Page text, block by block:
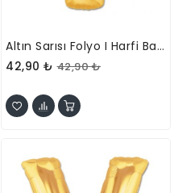
Altın Sarısı Folyo I Harfi Balon 1 Metre
42,90 ₺ 42,90 ₺